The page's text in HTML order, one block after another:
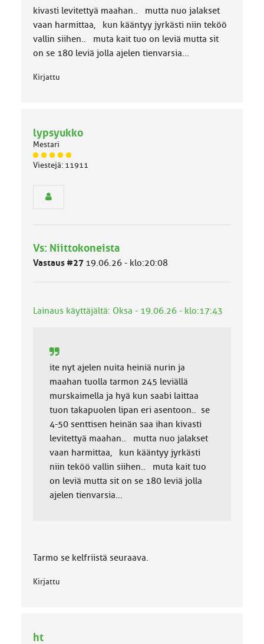
kivasti levitettyä maahan.. mutta nuo jalakset
vaan harmittaa, kun kääntyy jyrkästi niin teköö
vallin siihen.. muta kait tuo on leviä mutta sit
on se 180 leviä jolla ajelen tienvarsia...
Kirjattu
lypsyukko
Mestari
J
ä
m
ä
k
Viestejä: 11911
Vs: Niittokoneista
Vastaus #27 19.06.26 - klo:20:08
Lainaus käyttäjältä: Oksa - 19.06.26 - klo:17:43
ite nyt ajelen nuita heiniä nurin ja
maahan tuolla tarmon 245 leviällä
murskaimella ja hyä kun saabi laittaa
tuon takapuolen lipan eri asentoon.. se
4-50 senttisen heinän saa ihan kivasti
levitettyä maahan.. mutta nuo jalakset
vaan harmittaa, kun kääntyy jyrkästi
niin teköö vallin siihen.. muta kait tuo
on leviä mutta sit on se 180 leviä jolla
ajelen tienvarsia...
Tarmo se kelfriistä seuraava.
Kirjattu
ht